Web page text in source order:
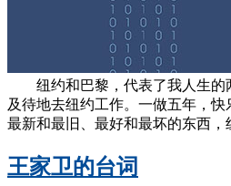
纽约和巴黎，代表了我人生的
及待地去纽约工作。一做五年，
最新和最旧、最好和最坏的东西
王家卫的台词